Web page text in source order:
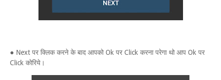
● Next पर क्लिक करने के बाद आपको Ok पर Click करना परेगा थो आप Ok पर
Click कोरिये।